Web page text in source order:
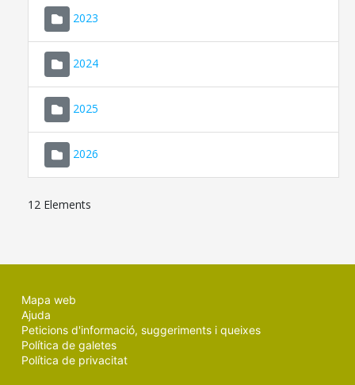
2023
2024
2025
2026
12 Elements
Mapa web
Ajuda
Peticions d'informació, suggeriments i queixes
Política de galetes
Política de privacitat